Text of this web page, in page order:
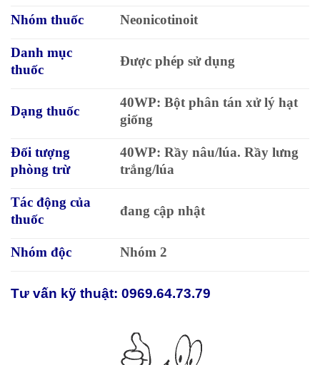
Nhóm thuốc Neonicotinoit
Danh mục
thuốc
Được phép sử dụng
Dạng thuốc
40WP: Bột phân tán xử lý hạt
giống
Đối tượng
phòng trừ
40WP: Rầy nâu/lúa. Rầy lưng
trắng/lúa
Tác động của
thuốc
đang cập nhật
Nhóm độc Nhóm 2
Tư vấn kỹ thuật: 0969.64.73.79